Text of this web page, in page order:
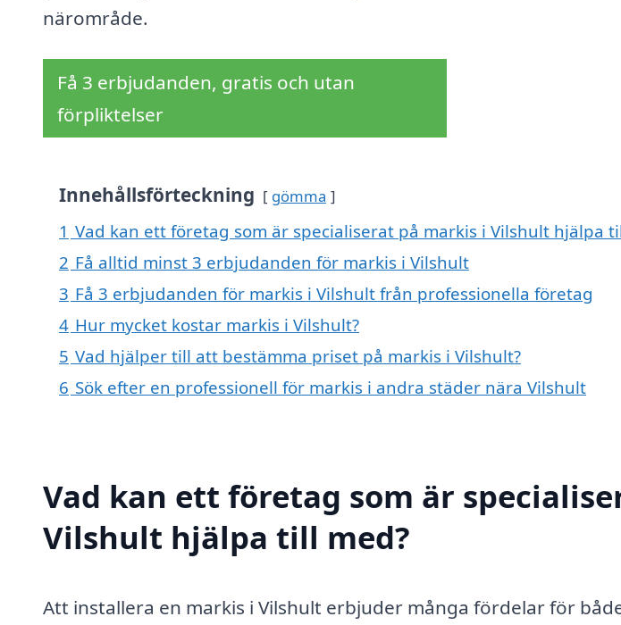
närområde.
Få 3 erbjudanden, gratis och utan
förpliktelser
Innehållsförteckning gömma
1 Vad kan ett företag som är specialiserat på markis i Vilshult hjälpa
2 Få alltid minst 3 erbjudanden för markis i Vilshult
3 Få 3 erbjudanden för markis i Vilshult från professionella företag
4 Hur mycket kostar markis i Vilshult?
5 Vad hjälper till att bestämma priset på markis i Vilshult?
6 Sök efter en professionell för markis i andra städer nära Vilshult
Vad kan ett företag som är
Vilshult hjälpa till med?
Att installera en markis i Vilshult erbjuder många fördelar för